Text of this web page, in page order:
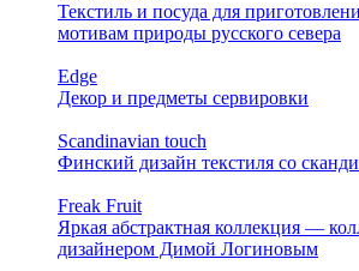
Текстиль и посуда для
мотивам природы русского севера
Edge
Декор и предметы сервировки
Scandinavian touch
Финский дизайн текстиля со
Freak Fruit
Яркая абстрактная коллекция —
дизайнером Димой Логиновым